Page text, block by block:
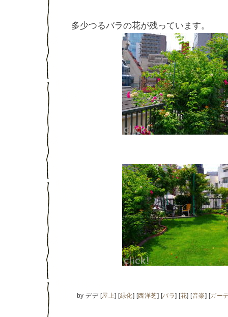
多少つるバラの花が残っています。
by デデ [屋上] [緑化] [西洋芝] [バラ] [花] [音楽] [ガー